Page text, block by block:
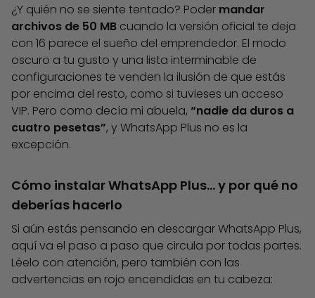
¿Y quién no se siente tentado? Poder mandar
archivos de 50 MB cuando la versión oficial te deja
con 16 parece el sueño del emprendedor. El modo
oscuro a tu gusto y una lista interminable de
configuraciones te venden la ilusión de que estás
por encima del resto, como si tuvieses un acceso
VIP. Pero como decía mi abuela, “nadie da duros a
cuatro pesetas”, y WhatsApp Plus no es la
excepción.
Cómo instalar WhatsApp Plus… y por qué no
deberías hacerlo
Si aún estás pensando en descargar WhatsApp Plus,
aquí va el paso a paso que circula por todas partes.
Léelo con atención, pero también con las
advertencias en rojo encendidas en tu cabeza: